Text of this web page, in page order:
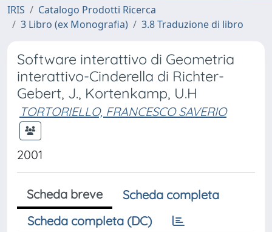
IRIS
Catalogo Prodotti Ricerca
3 Libro (ex Monografia)
3.8 Traduzione di libro
Software interattivo di Geometria
interattivo-Cinderella di Richter-
Gebert, J., Kortenkamp, U.H
TORTORIELLO, FRANCESCO SAVERIO
2001
Scheda breve
Scheda completa
Scheda completa (DC)